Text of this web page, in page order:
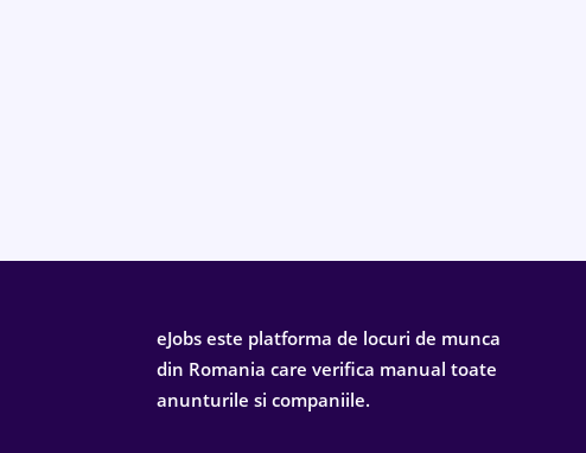
eJobs este platforma de locuri de munca
din Romania care verifica manual toate
anunturile si companiile.